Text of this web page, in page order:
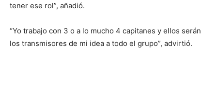
tener ese rol”, añadió.
“Yo trabajo con 3 o a lo mucho 4 capitanes y ellos serán
los transmisores de mi idea a todo el grupo”, advirtió.